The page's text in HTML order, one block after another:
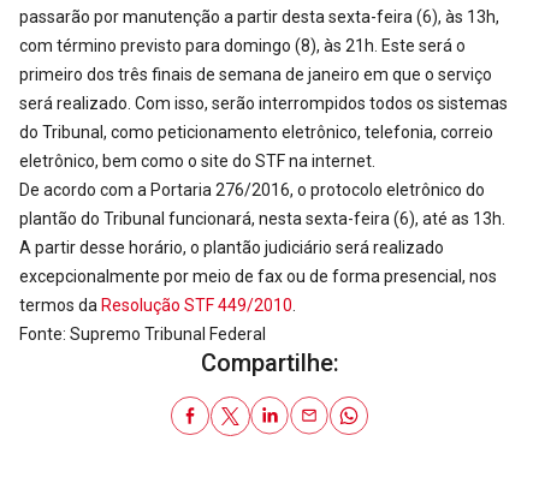
passarão por manutenção a partir desta sexta-feira (6), às 13h,
com término previsto para domingo (8), às 21h. Este será o
primeiro dos três finais de semana de janeiro em que o serviço
será realizado. Com isso, serão interrompidos todos os sistemas
do Tribunal, como peticionamento eletrônico, telefonia, correio
eletrônico, bem como o site do STF na internet.
De acordo com a Portaria 276/2016, o protocolo eletrônico do
plantão do Tribunal funcionará, nesta sexta-feira (6), até as 13h.
A partir desse horário, o plantão judiciário será realizado
excepcionalmente por meio de fax ou de forma presencial, nos
termos da Resolução STF 449/2010
Fonte: Supremo Tribunal Federal
Compartilhe: